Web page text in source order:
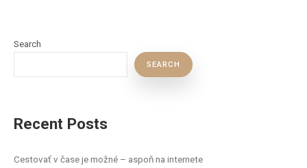
Search
SEARCH
Recent Posts
Cestovať v čase je možné – aspoň na internete